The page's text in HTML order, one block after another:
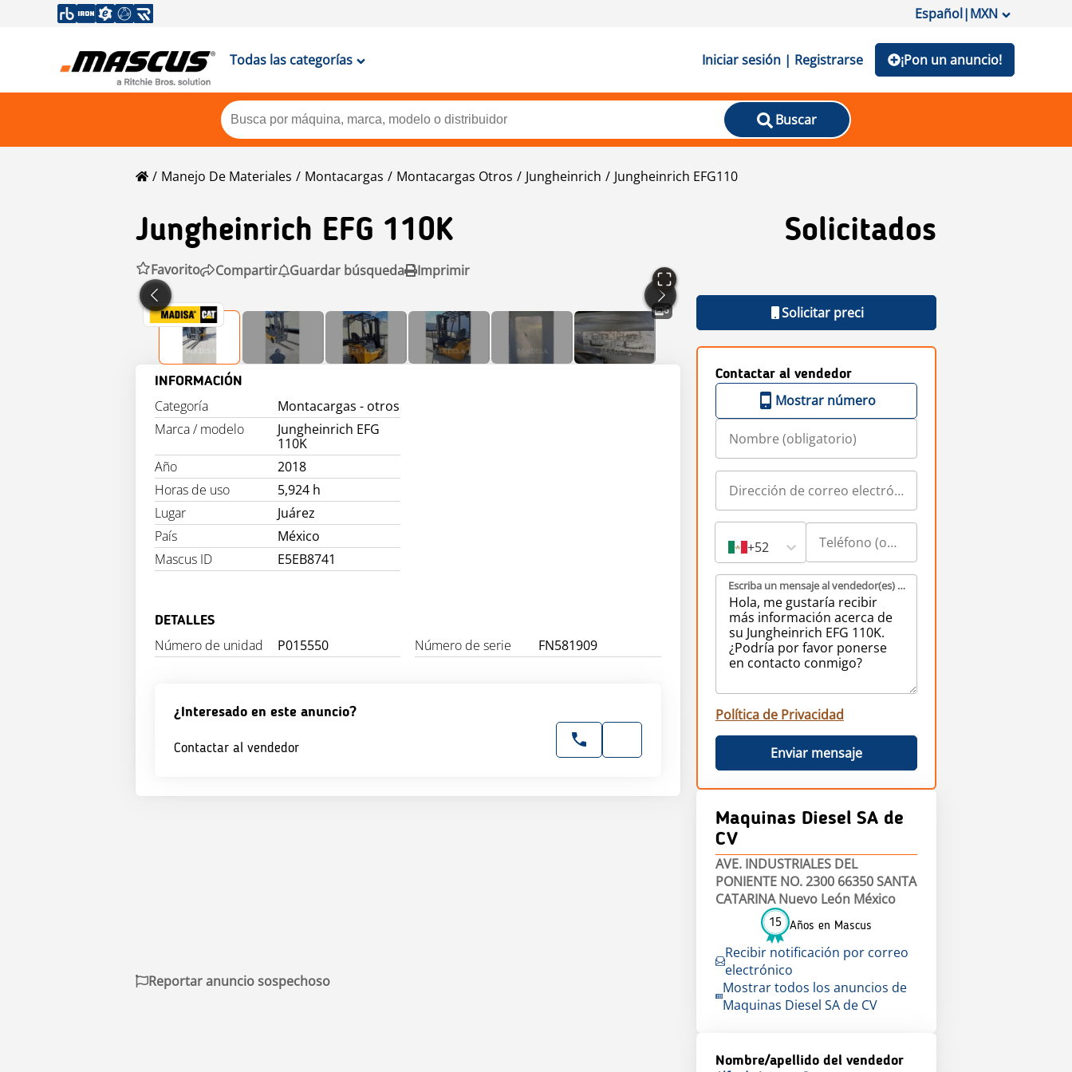
Español|MXN
Todas las categorías Iniciar sesión | Registrarse ¡Pon un anuncio!
Buscar
Manejo De Materiales Montacargas Montacargas Otros Jungheinrich Jungheinrich EFG110
Jungheinrich EFG 110K Solicitados
Favorito Compartir Guardar búsqueda Imprimir
6
INFORMACIÓN
Categoría
Montacargas - otros
Marca / modelo
Jungheinrich EFG
110K
Año
2018
Horas de uso
5,924 h
Lugar
Juárez
País
México
Mascus ID
E5EB8741
DETALLES
Número de unidad P015550 Número de serie FN581909
¿Interesado en este anuncio?
Contactar al vendedor
Solicitar preci
Contactar al vendedor
Mostrar número
+52
Escriba un mensaje al vendedor(es) (obligatorio)
Política de Privacidad
Enviar mensaje
Maquinas Diesel SA de
CV
AVE. INDUSTRIALES DEL
PONIENTE NO. 2300 66350 SANTA
CATARINA Nuevo León México
15 Años en Mascus
Recibir notificación por correo
electrónico
Mostrar todos los anuncios de
Maquinas Diesel SA de CV
Nombre/apellido del vendedor
Reportar anuncio sospechoso